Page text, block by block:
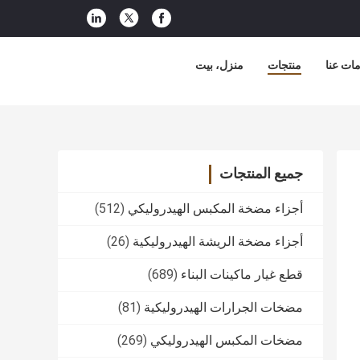
منزل، بيت منتجات عنا
جميع المنتجات
أجزاء مضخة المكبس الهيدروليكي (512)
أجزاء مضخة الريشة الهيدروليكية (26)
قطع غيار ماكينات البناء (689)
مضخات الجرارات الهيدروليكية (81)
مضخات المكبس الهيدروليكي (269)